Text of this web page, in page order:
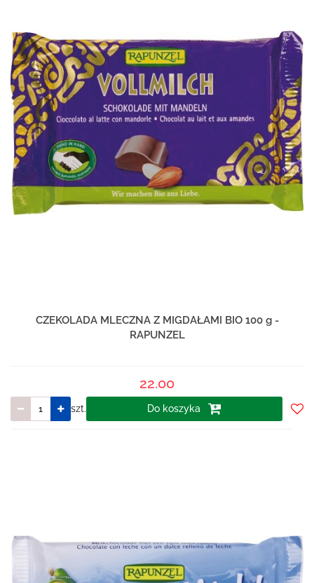
CZEKOLADA MLECZNA Z MIGDAŁAMI BIO 100 g -
RAPUNZEL
22.00
szt. Do koszyka